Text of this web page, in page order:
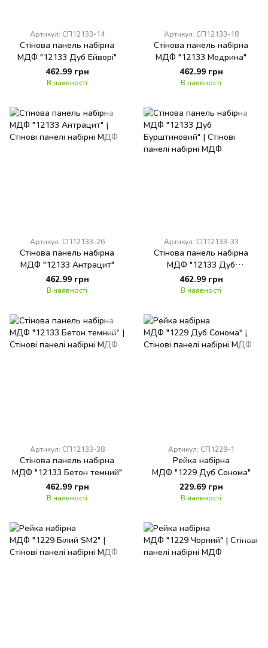
Артикул: СП12133-14
Стінова панель набірна
МДФ "12133 Дуб Ейворі"
462.99 грн
В наявності
Артикул: СП12133-18
Стінова панель набірна
МДФ "12133 Модрина"
462.99 грн
В наявності
Артикул: СП12133-26
Стінова панель набірна
МДФ "12133 Антрацит"
462.99 грн
В наявності
Артикул: СП12133-33
Стінова панель набірна
МДФ "12133 Дуб
Бурштиновий"
462.99 грн
В наявності
Артикул: СП12133-38
Стінова панель набірна
МДФ "12133 Бетон темний"
462.99 грн
В наявності
Артикул: СП1229-1
Рейка набірна
МДФ "1229 Дуб Сонома"
229.69 грн
В наявності